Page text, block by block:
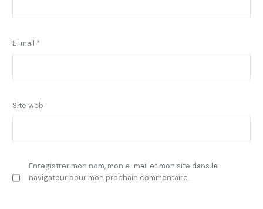
E-mail *
Site web
Enregistrer mon nom, mon e-mail et mon site dans le
navigateur pour mon prochain commentaire.